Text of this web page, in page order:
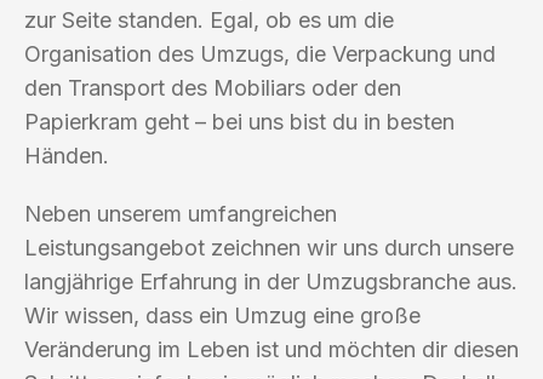
zur Seite standen. Egal, ob es um die
Organisation des Umzugs, die Verpackung und
den Transport des Mobiliars oder den
Papierkram geht – bei uns bist du in besten
Händen.
Neben unserem umfangreichen
Leistungsangebot zeichnen wir uns durch unsere
langjährige Erfahrung in der Umzugsbranche aus.
Wir wissen, dass ein Umzug eine große
Veränderung im Leben ist und möchten dir diesen